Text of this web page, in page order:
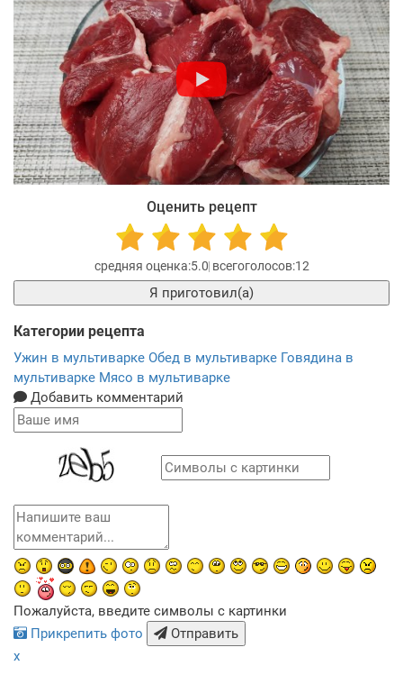
Оценить рецепт
5.0 12
Я приготовил(а)
Категории рецепта
Ужин в мультиварке Обед в мультиварке Говядина в
мультиварке Мясо в мультиварке
Добавить комментарий
Пожалуйста, введите символы с картинки
Прикрепить фото
Отправить
x